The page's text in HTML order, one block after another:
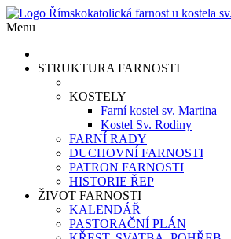
Menu
STRUKTURA FARNOSTI
KOSTELY
Farní kostel sv. Martina
Kostel Sv. Rodiny
FARNÍ RADY
DUCHOVNÍ FARNOSTI
PATRON FARNOSTI
HISTORIE ŘEP
ŽIVOT FARNOSTI
KALENDÁŘ
PASTORAČNÍ PLÁN